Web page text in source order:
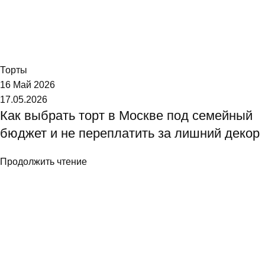
Торты
16 Май 2026
17.05.2026
Как выбрать торт в Москве под семейный
бюджет и не переплатить за лишний декор
Продолжить чтение